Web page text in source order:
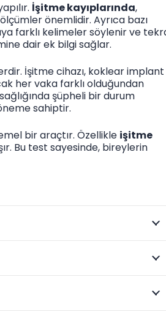
İşitme kayıplarında,
önemlidir. Ayrıca bazı
farklı kelimeler söylenir ve
dair ek bilgi sağlar.
İşitme cihazı, koklear implant
her vaka farklı olduğundan
şüpheli bir durum
sahiptir.
bir araçtır. Özellikle işitme
Bu test sayesinde, bireylerin